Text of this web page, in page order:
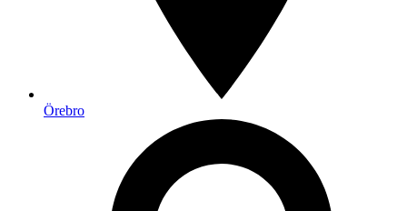
Örebro